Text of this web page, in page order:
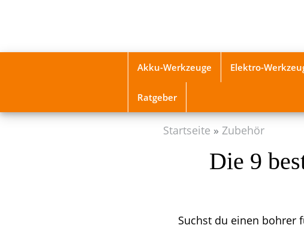
content
Akku-Werkzeuge Elektro-
Ratgeber
Startseite Zubehör
Die 9
Suchst du einen bohrer